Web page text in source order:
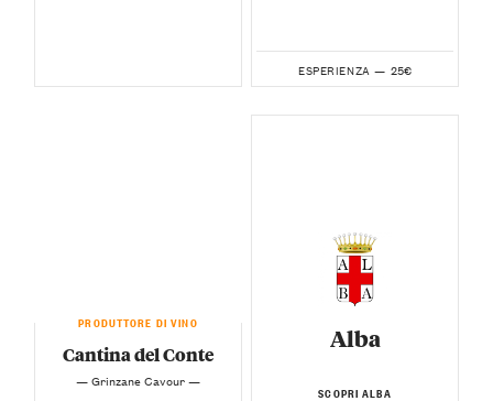
ESPERIENZA — 25€
PRODUTTORE DI VINO
Cantina del Conte
— Grinzane Cavour —
Alba
SCOPRI ALBA